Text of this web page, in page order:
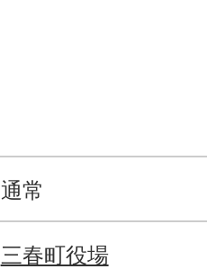
通常
三春町役場